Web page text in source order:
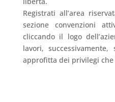
Registrati all’area
sezione convenzioni
cliccando il logo
lavori,
approfitta dei privilegi